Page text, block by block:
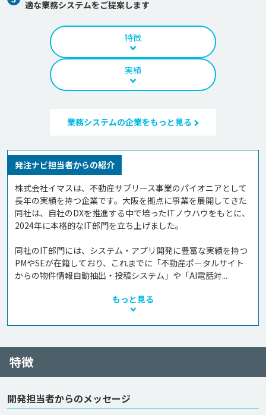
適な業務システムをご提案します
特徴
実績
業務システムの企業をもっと見る
発注ナビ担当者からの紹介
株式会社イマスは、不動産サブリース事業のパイオニアとして
長年の実績を持つ企業です。大阪を拠点に事業を展開してきた
同社は、自社のDXを推進する中で培ったITノウハウをもとに、
2024年に本格的なIT部門を立ち上げました。
同社のIT部門には、システム・アプリ開発に豊富な実績を持つ
PMやSEが在籍しており、これまでに「不動産ポータルサイト
からの物件情報自動抽出・投稿システム」や「AI電話対...
もっと見る
特徴
開発担当者からのメッセージ